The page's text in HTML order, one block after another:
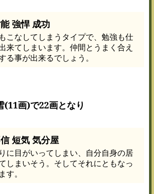
強悍 成功
こなしてしまうタイプで、勉強も仕
来てしまいます。仲間とうまく合え
る事が出来るでしょう。
(11画)で22画となり
短気 気分屋
に目がいってしまい、自分自身の居
しまいそう。そしてそれにともなっ
す。